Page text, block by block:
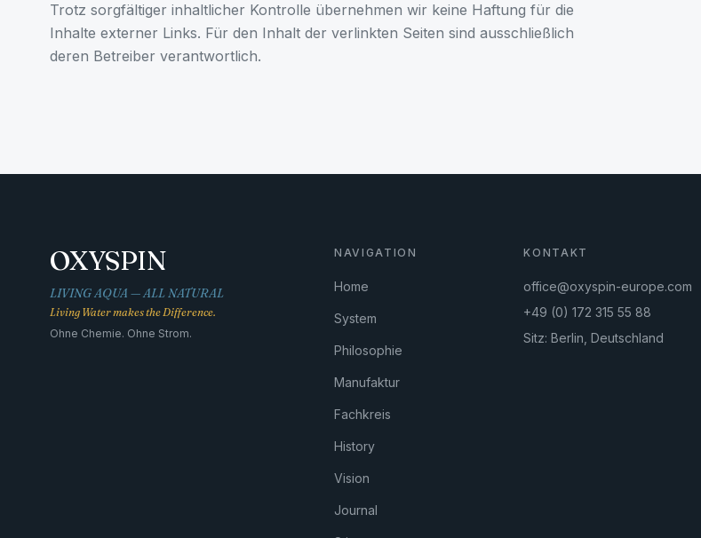
Trotz sorgfältiger inhaltlicher Kontrolle übernehmen wir keine Haftung für die
Inhalte externer Links. Für den Inhalt der verlinkten Seiten sind ausschließlich
deren Betreiber verantwortlich.
OXYSPIN
LIVING AQUA — ALL NATURAL
Living Water makes the Difference.
Ohne Chemie. Ohne Strom.
NAVIGATION
Home
System
Philosophie
Manufaktur
Fachkreis
History
Vision
Journal
KONTAKT
office@oxyspin-europe.com
+49 (0) 172 315 55 88
Sitz: Berlin, Deutschland